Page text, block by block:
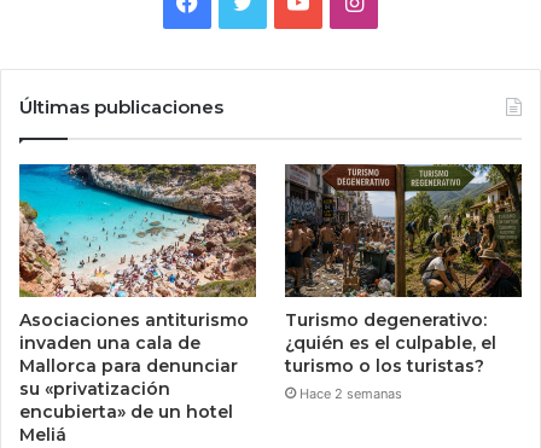
Últimas publicaciones
Asociaciones antiturismo
invaden una cala de
Mallorca para denunciar
su «privatización
encubierta» de un hotel
Meliá
Turismo degenerativo:
¿quién es el culpable, el
turismo o los turistas?
Hace 2 semanas